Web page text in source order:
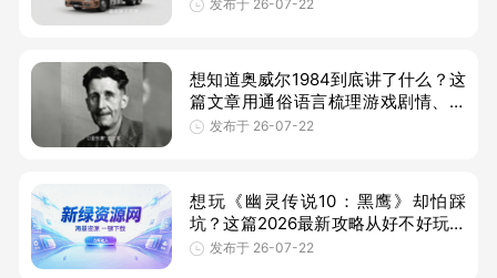
发布于 26-07-22
想知道奥威尔1984到底讲了什么？这
篇文章用通俗语言梳理游戏剧情、玩
法与中文设置，帮你快速了解这款反
发布于 26-07-22
想玩《幽灵传说10：黑鹰》却怕踩
坑？这篇2026最新攻略从好不好玩、
全流程、核心打法到隐藏奖励一次说
发布于 26-07-22